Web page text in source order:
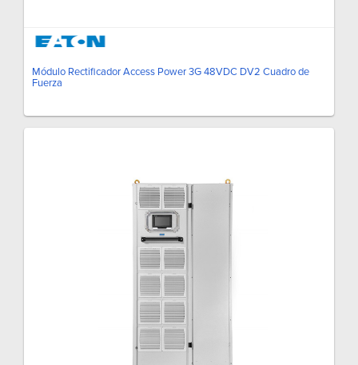
Módulo Rectificador Access Power 3G 48VDC DV2 Cuadro de
Fuerza